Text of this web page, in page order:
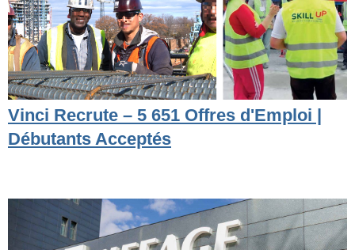
Vinci Recrute – 5 651 Offres d'Emploi |
Débutants Acceptés